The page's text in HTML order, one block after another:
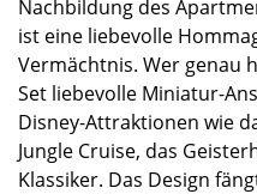
Nachbildung des
ist eine liebevolle
Vermächtnis. Wer genau
Set liebevolle Miniatur-
Disney-Attraktionen wie
Jungle Cruise, das
Klassiker. Das Design